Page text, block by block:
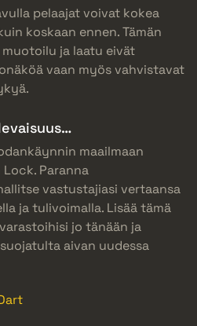
pelaajat voivat kokea
koskaan ennen. Tämän
ja laatu eivät
vaan myös vahvistavat
maailmaan
Lock. Paranna
vastustajiasi vertaansa
ja tulivoimalla. Lisää tämä
jo tänään ja
aivan uudessa